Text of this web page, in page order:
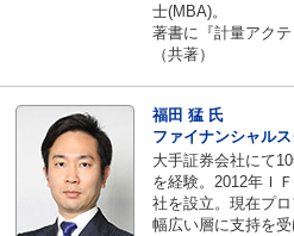
士(MBA)。
著書に『計量アク
（共著）
福田 猛 氏
ファイナンシャル
大手証券会社にて
を経験。2012年Ｉ
社を設立。現在プ
幅広い層に支持を